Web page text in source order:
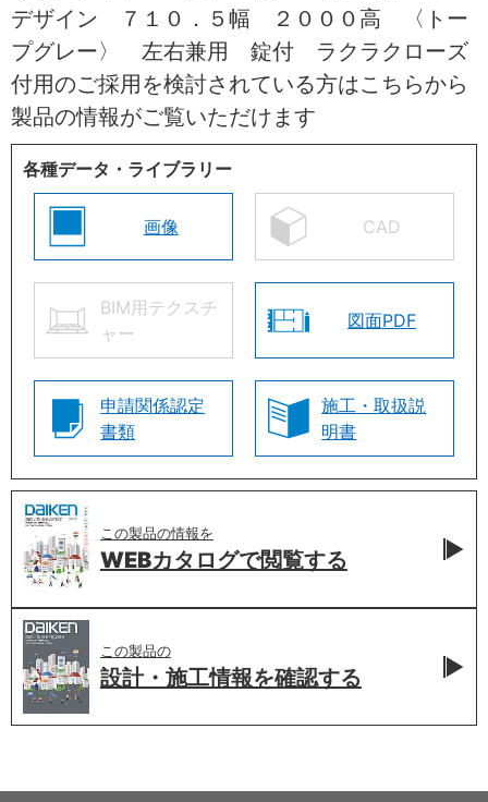
デザイン ７１０．５幅 ２０００高 〈トー
プグレー〉 左右兼用 錠付 ラクラクローズ
付用のご採用を検討されている方はこちらから
製品の情報がご覧いただけます
各種データ・ライブラリー
画像 CAD
BIM用テクスチ
ャー
図面PDF
申請関係認定
書類
施工・取扱説
明書
この製品の情報を
WEBカタログで閲覧する
この製品の
設計・施工情報を確認する